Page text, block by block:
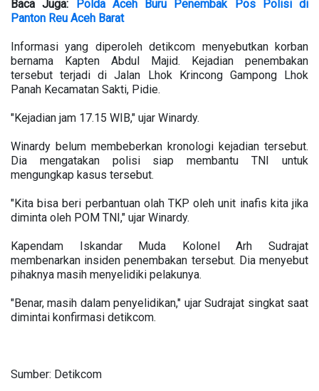
Baca Juga: Polda Aceh Buru Penembak Pos Polisi di
Panton Reu Aceh Barat
Informasi yang diperoleh detikcom menyebutkan korban
bernama Kapten Abdul Majid. Kejadian penembakan
tersebut terjadi di Jalan Lhok Krincong Gampong Lhok
Panah Kecamatan Sakti, Pidie.
"Kejadian jam 17.15 WIB," ujar Winardy.
Winardy belum membeberkan kronologi kejadian tersebut.
Dia mengatakan polisi siap membantu TNI untuk
mengungkap kasus tersebut.
"Kita bisa beri perbantuan olah TKP oleh unit inafis kita jika
diminta oleh POM TNI," ujar Winardy.
Kapendam Iskandar Muda Kolonel Arh Sudrajat
membenarkan insiden penembakan tersebut. Dia menyebut
pihaknya masih menyelidiki pelakunya.
"Benar, masih dalam penyelidikan," ujar Sudrajat singkat saat
dimintai konfirmasi detikcom.
Sumber: Detikcom